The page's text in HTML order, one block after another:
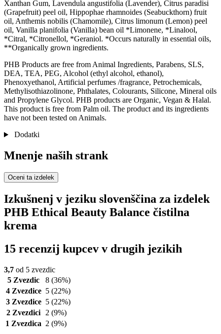
Xanthan Gum, Lavendula angustifolia (Lavender), Citrus paradisi
(Grapefruit) peel oil, Hippophae rhamnoides (Seabuckthorn) fruit
oil, Anthemis nobilis (Chamomile), Citrus limonum (Lemon) peel
oil, Vanilla planifolia (Vanilla) bean oil *Limonene, *Linalool,
*Citral, *Citronellol, *Geraniol. *Occurs naturally in essential oils,
**Organically grown ingredients.
PHB Products are free from Animal Ingredients, Parabens, SLS,
DEA, TEA, PEG, Alcohol (ethyl alcohol, ethanol),
Phenoxyethanol, Artificial perfumes /fragrance, Petrochemicals,
Methylisothiazolinone, Phthalates, Colourants, Silicone, Mineral oils
and Propylene Glycol. PHB products are Organic, Vegan & Halal.
This product is free from Palm oil. The product and its ingredients
have not been tested on Animals.
Dodatki
Mnenje naših strank
Oceni ta izdelek
Izkušnenj v jeziku slovenščina za izdelek
PHB Ethical Beauty Balance čistilna
krema
15 recenzij kupcev v drugih jezikih
3,7 od 5 zvezdic
5 Zvezdic
8 (36%)
4 Zvezdice 5 (22%)
3 Zvezdice 5 (22%)
2 Zvezdici
2 (9%)
1 Zvezdica 2 (9%)